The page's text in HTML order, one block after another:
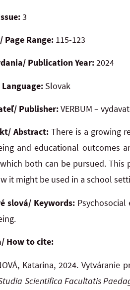
3
Page Range: 115-123
Publication Year:2024
Slovak
Publisher:VERBUM –
Abstract:There is a growing
and educational outcomes
both can be pursued. This
it might be used in a school
slová/ Keywords:
How to cite:
Katarína, 2024.
Scientifica Facultatis